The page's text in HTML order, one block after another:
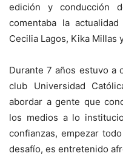
edición y conducción
comentaba la
Cecilia Lagos, Kika Millas
Durante 7 años estuvo a
club Universidad
abordar a gente que
los medios a lo
confianzas, empezar
desafío, es entretenido